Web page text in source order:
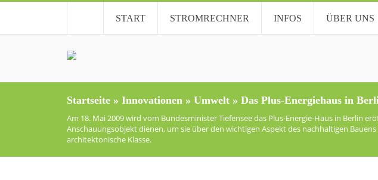
START STROMRECHNER INFOS ÜBER UNS
Startseite » Innovationen » Umwelt » Das Plus-Energiehaus in
Am 18. Mai 2009 wird vom Bundesminister Tiefensee das Plus-Energie-Haus in Berlin
Anschauungsobjekt dienen, um sie über den wichtigen Aspekt des nachhaltigen
architektonische Klasse.